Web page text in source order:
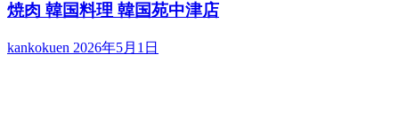
焼肉 韓国料理 韓国苑中津店
kankokuen 2026年5月1日